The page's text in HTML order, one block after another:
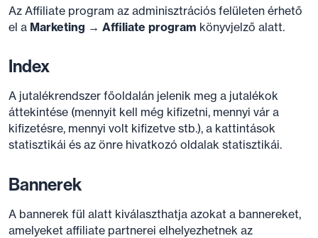
Az Affiliate program az adminisztrációs felületen érhető
el a Marketing → Affiliate program könyvjelző alatt.
Index
A jutalékrendszer főoldalán jelenik meg a jutalékok
áttekintése (mennyit kell még kifizetni, mennyi vár a
kifizetésre, mennyi volt kifizetve stb.), a kattintások
statisztikái és az önre hivatkozó oldalak statisztikái.
Bannerek
A bannerek fül alatt kiválaszthatja azokat a bannereket,
amelyeket affiliate partnerei elhelyezhetnek az